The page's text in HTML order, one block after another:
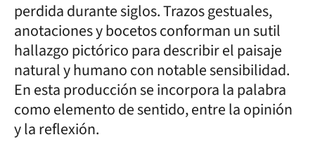
perdida durante siglos. Trazos gestuales,
anotaciones y bocetos conforman un sutil
hallazgo pictórico para describir el paisaje
natural y humano con notable sensibilidad.
En esta producción se incorpora la palabra
como elemento de sentido, entre la opinión
y la reflexión.